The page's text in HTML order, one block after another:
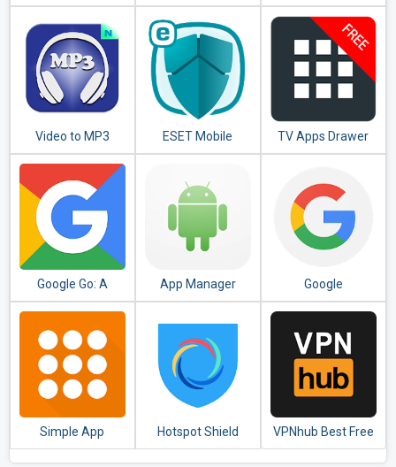
Remote Android
TV KODI CetusPlay
Unlimited VPN
Proxy
Video to MP3
Converter - MP3
ESET Mobile
Security &
TV Apps Drawer
Free
Google Go: A
lighter, faster way
App Manager Google
Simple App
Launcher - Launch
Hotspot Shield
Free VPN Proxy &
VPNhub Best Free
Unlimited VPN -